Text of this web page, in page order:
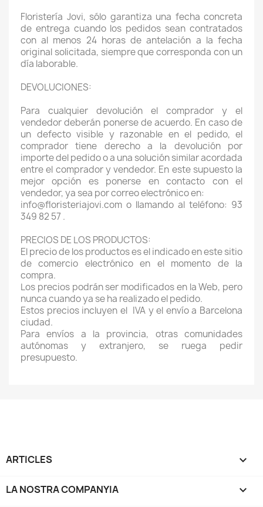
Floristería Jovi, sólo garantiza una fecha concreta
de entrega cuando los pedidos sean contratados
con al menos 24 horas de antelación a la fecha
original solicitada, siempre que corresponda con un
día laborable.
DEVOLUCIONES:
Para cualquier devolución el comprador y el
vendedor deberán ponerse de acuerdo. En caso de
un defecto visible y razonable en el pedido, el
comprador tiene derecho a la devolución por
importe del pedido o a una solución similar acordada
entre el comprador y vendedor. En este supuesto la
mejor opción es ponerse en contacto con el
vendedor, ya sea por correo electrónico en:
info@floristeriajovi.com o llamando al teléfono: 93
349 82 57 .
PRECIOS DE LOS PRODUCTOS:
El precio de los productos es el indicado en este sitio
de comercio electrónico en el momento de la
compra.
Los precios podrán ser modificados en la Web, pero
nunca cuando ya se ha realizado el pedido.
Estos precios incluyen el IVA y el envío a Barcelona
ciudad.
Para envíos a la provincia, otras comunidades
autónomas y extranjero, se ruega pedir
presupuesto.
ARTICLES 
LA NOSTRA COMPANYIA 